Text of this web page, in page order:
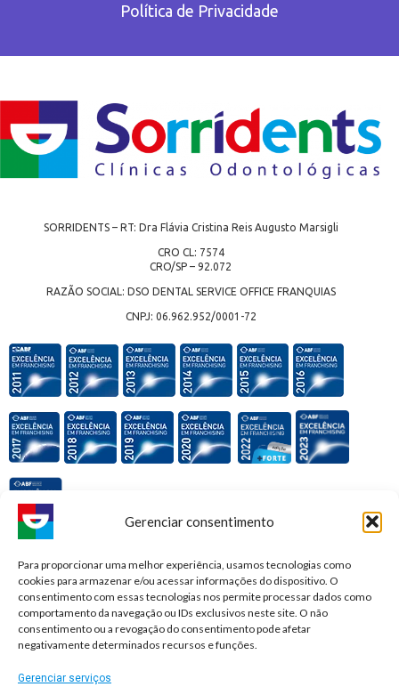
Gerenciar consentimento
Para proporcionar uma melhor experiência, usamos tecnologias como
cookies para armazenar e/ou acessar informações do dispositivo. O
consentimento com essas tecnologias nos permite processar dados como
comportamento da navegação ou IDs exclusivos neste site. O não
consentimento ou a revogação do consentimento pode afetar
negativamente determinados recursos e funções.
Gerenciar serviços
Política de Privacidade
SORRIDENTS – RT: Dra Flávia Cristina Reis Augusto Marsigli
CRO CL: 7574
CRO/SP – 92.072
RAZÃO SOCIAL: DSO DENTAL SERVICE OFFICE FRANQUIAS
CNPJ: 06.962.952/0001-72
Premiações e honrarias: